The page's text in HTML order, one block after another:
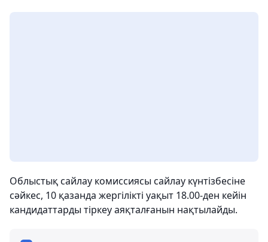
Облыстық сайлау комиссиясы сайлау күнтізбесіне
сәйкес, 10 қазанда жергілікті уақыт 18.00-ден кейін
кандидаттарды тіркеу аяқталғанын нақтылайды.